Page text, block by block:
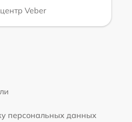
Veber
персональных данных